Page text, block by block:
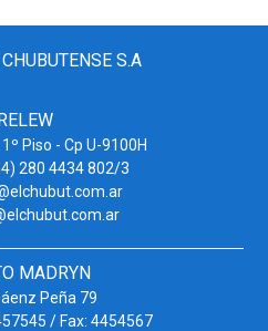
S.A
Piso - Cp U-9100H
280 4434 802/3
MADRYN
Peña 79
/ Fax: 4454567